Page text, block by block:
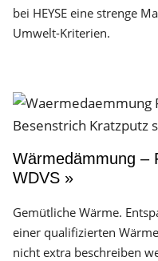
bei HEYSE eine strenge
Umwelt-Kriterien.
Wärmedämmung –
WDVS »
Gemütliche Wärme.
einer qualifizierten
nicht extra beschreiben